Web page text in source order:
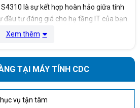
HPE iLO5
8.73 x 44,54 x 63,47 cm
13 Kg
là sự kết hợp hoàn hảo giữa tính
đầu tư đáng giá cho hạ tầng IT của bạn.
Xem thêm
TẠI MÁY TÍNH CDC
vụ tận tâm